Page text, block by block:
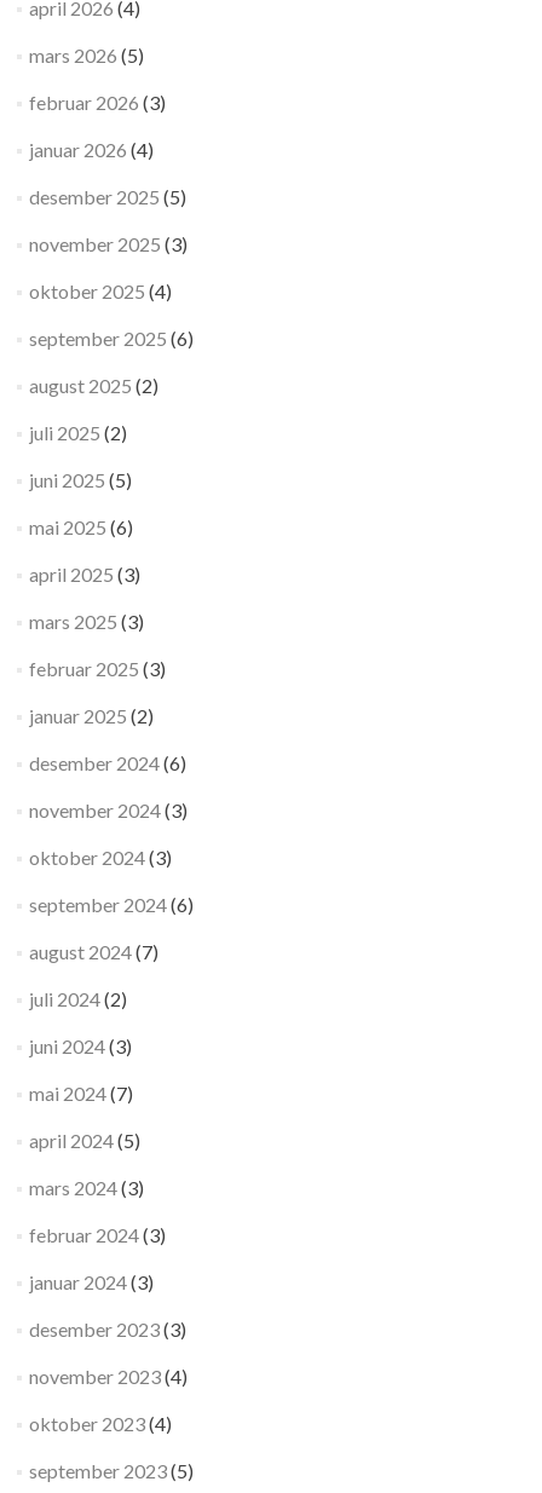
april 2026 (4)
mars 2026 (5)
februar 2026 (3)
januar 2026 (4)
desember 2025 (5)
november 2025 (3)
oktober 2025 (4)
september 2025 (6)
august 2025 (2)
juli 2025 (2)
juni 2025 (5)
mai 2025 (6)
april 2025 (3)
mars 2025 (3)
februar 2025 (3)
januar 2025 (2)
desember 2024(6)
november 2024(3)
oktober 2024(3)
september 2024(6)
august 2024(7)
juli 2024(2)
juni 2024(3)
mai 2024(7)
april 2024(5)
mars 2024(3)
februar 2024(3)
januar 2024(3)
desember 2023(3)
november 2023(4)
oktober 2023(4)
september 2023(5)